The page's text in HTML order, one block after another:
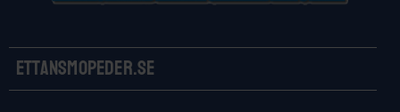
Ettansmopeder.se